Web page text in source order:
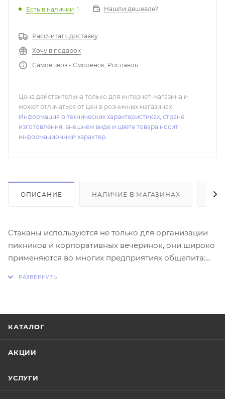
Есть в наличии: 1 Нашли дешевле?
Рассчитать доставку
Хочу в подарок
Самовывоз - Смоленск, Рославль
Цена действительна только для интернет-магазина и
может отличаться от цен в розничных магазинах
Информация о технических характеристиках, стране
изготовления, внешнем виде и цвете товара носит
информационный характер.
ОПИСАНИЕ НАЛИЧИЕ В МАГАЗИНАХ
Стаканы используются не только для организации
пикников и корпоративных вечеринок, они широко
применяются во многих предприятиях общепита:
КАТАЛОГ
АКЦИИ
УСЛУГИ